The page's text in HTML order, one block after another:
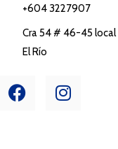
+604 3227907
Cra 54 # 46-45 local
El Río
F
a
I
n